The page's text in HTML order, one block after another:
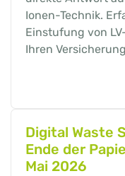
Ionen-Technik.
Einstufung von
Ihren
Digital Waste
Ende der
Mai 2026